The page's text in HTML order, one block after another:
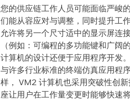
您的供应链工作人员可能面临严峻
们能从容应对与调整，同时提升工
允许将另一个尺寸适中的显示屏连
（例如：可编程的多功能键和广
计算机的设计还便于应用程序开发
与许多行业标准的终端仿真应用程
样， VM2 计算机也采用突破性创
座让用户在工作量变更时能够快速